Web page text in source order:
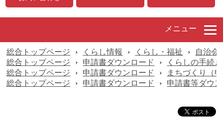
メニュー
総合トップページ › くらし情報 › くらし・福祉 ›
自治会
総合トップページ
› 申請書ダウンロード ›
くらしの手続
総合トップページ
› 申請書ダウンロード ›
まちづくり（
総合トップページ
› 申請書ダウンロード › 申請書等ダウ